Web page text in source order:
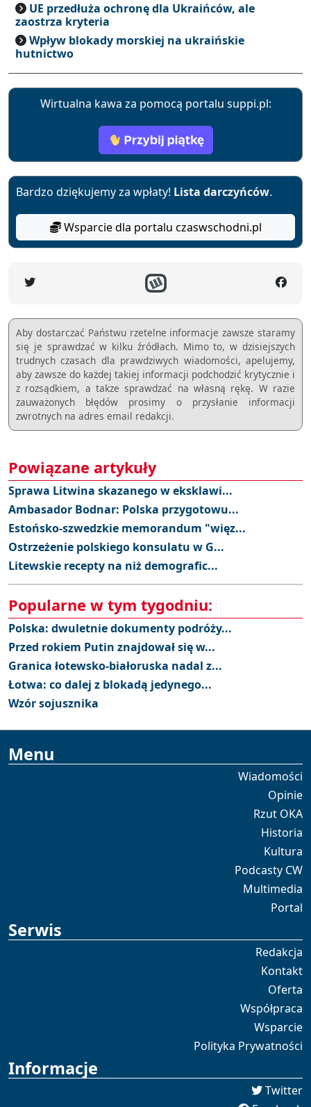
UE przedłuża ochronę dla Ukraińców, ale
zaostrza kryteria
Wpływ blokady morskiej na ukraińskie
hutnictwo
Wirtualna kawa za pomocą portalu suppi.pl:
Bardzo dziękujemy za wpłaty! Lista darczyńców.
Wsparcie dla portalu czaswschodni.pl
Aby dostarczać Państwu rzetelne informacje zawsze staramy
się je sprawdzać w kilku źródłach. Mimo to, w dzisiejszych
trudnych czasach dla prawdziwych wiadomości, apelujemy,
aby zawsze do każdej takiej informacji podchodzić krytycznie i
z rozsądkiem, a takze sprawdzać na własną rękę. W razie
zauważonych błędów prosimy o przysłanie informacji
zwrotnych na adres email redakcji.
Powiązane artykuły
Sprawa Litwina skazanego w eksklawi...
Ambasador Bodnar: Polska przygotowu...
Estońsko-szwedzkie memorandum "więz...
Ostrzeżenie polskiego konsulatu w G...
Litewskie recepty na niż demografic...
Popularne w tym tygodniu:
Polska: dwuletnie dokumenty podróży...
Przed rokiem Putin znajdował się w...
Granica łotewsko-białoruska nadal z...
Łotwa: co dalej z blokadą jedynego...
Wzór sojusznika
Menu
Wiadomości
Opinie
Rzut OKA
Historia
Kultura
Podcasty CW
Multimedia
Portal
Serwis
Redakcja
Kontakt
Oferta
Współpraca
Wsparcie
Polityka Prywatności
Informacje
Twitter